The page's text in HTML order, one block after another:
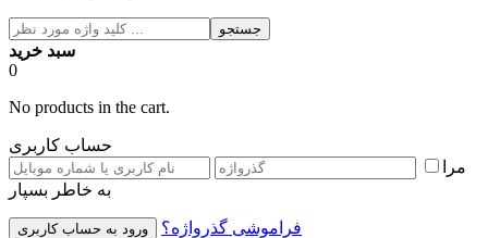
جستجو
سبد خرید
0
No products in the cart.
حساب کاربری
مرا
به خاطر بسپار
فراموشی گذرواژه؟